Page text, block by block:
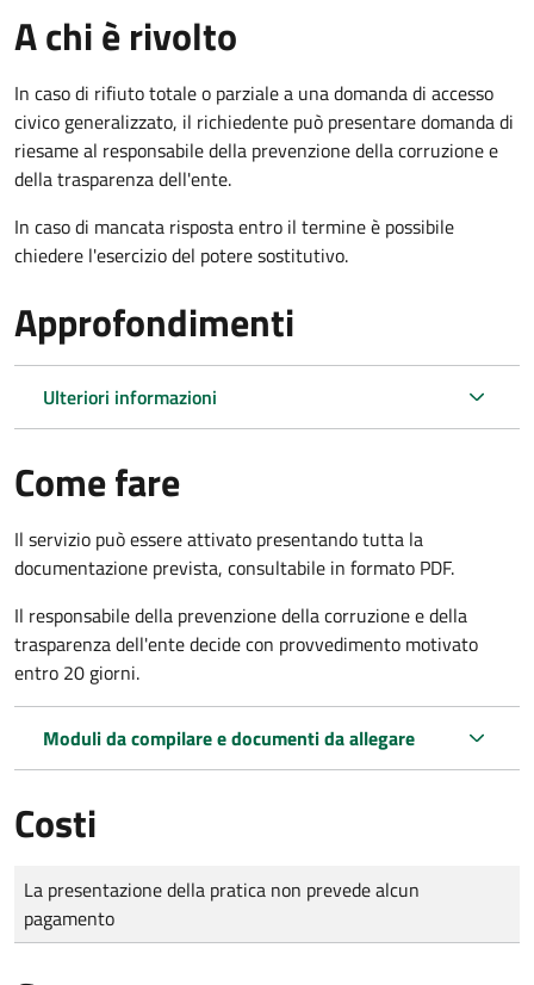
A chi è rivolto
In caso di rifiuto totale o parziale a una domanda di accesso
civico generalizzato, il richiedente può presentare domanda di
riesame al responsabile della prevenzione della corruzione e
della trasparenza dell'ente.
In caso di mancata risposta entro il termine è possibile
chiedere l'esercizio del potere sostitutivo.
Approfondimenti
Ulteriori informazioni
Come fare
Il servizio può essere attivato presentando tutta la
documentazione prevista, consultabile in formato PDF.
Il responsabile della prevenzione della corruzione e della
trasparenza dell'ente decide con provvedimento motivato
entro 20 giorni.
Moduli da compilare e documenti da allegare
Costi
Tipo di pagamento
Importo
La presentazione della pratica non prevede alcun
pagamento